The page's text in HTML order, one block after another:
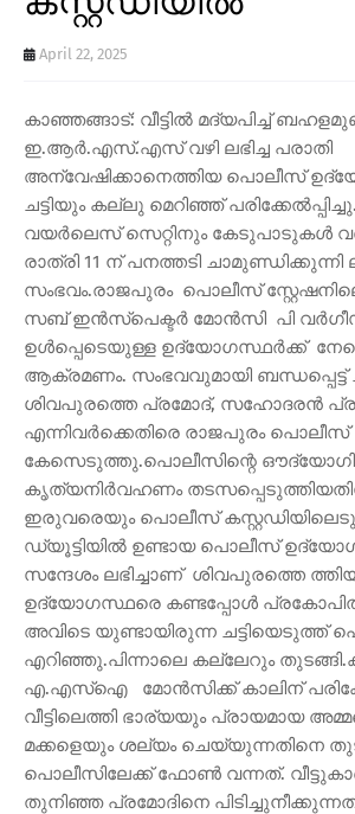
April 22, 2025
കാഞ്ഞങ്ങാട്: വീട്ടിൽ മദ്യപിച്ച്
ഇ.ആർ.എസ്.എസ് വഴി ലഭിച്ച പരാതി
അന്വേഷിക്കാനെത്തിയ പൊലീസ്
ചട്ടിയും കല്ലു മെറിഞ്ഞ് പരിക്കേൽപ്പിച്ചു.
വയർലെസ് സെറ്റിനും കേടുപാടുകൾ
രാത്രി 11 ന് പനത്തടി
സംഭവം.രാജപുരം പൊലീസ്
സബ് ഇൻസ്പെക്ടർ മോൻസി പി
ഉൾപ്പെടെയുള്ള ഉദ്യോഗസ്ഥർക്ക്
ആക്രമണം. സംഭവവുമായി ബന്ധപ്പെട്ട്
ശിവപുരത്തെ പ്രമോദ്, സഹോദരൻ
എന്നിവർക്കെതിരെ രാജപുരം പൊലീസ്
കേസെടുത്തു.പൊലീസിന്റെ
കൃത്യനിർവഹണം
ഇരുവരെയും പൊലീസ്
ഡ്യൂട്ടിയിൽ ഉണ്ടായ പൊലീസ്
സന്ദേശം ലഭിച്ചാണ് ശിവപുരത്തെ
ഉദ്യോഗസ്ഥരെ കണ്ടപ്പോൾ
അവിടെ യുണ്ടായിരുന്ന ചട്ടിയെടുത്ത്
എറിഞ്ഞു.പിന്നാലെ കല്ലേറും
എ.എസ്ഐ മോൻസിക്ക് കാലിന്
വീട്ടിലെത്തി ഭാര്യയും പ്രായമായ
മക്കളെയും ശല്യം ചെയ്യുന്നതിനെ
പൊലീസിലേക്ക് ഫോൺ വന്നത്.
തുനിഞ്ഞ പ്രമോദിനെ